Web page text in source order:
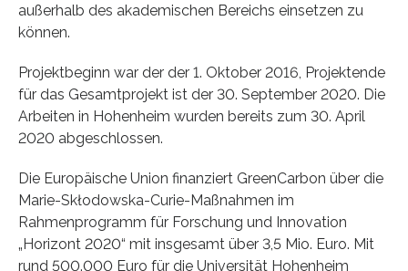
außerhalb des akademischen Bereichs einsetzen zu
können.
Projektbeginn war der der 1. Oktober 2016, Projektende
für das Gesamtprojekt ist der 30. September 2020. Die
Arbeiten in Hohenheim wurden bereits zum 30. April
2020 abgeschlossen.
Die Europäische Union finanziert GreenCarbon über die
Marie-Skłodowska-Curie-Maßnahmen im
Rahmenprogramm für Forschung und Innovation
„Horizont 2020“ mit insgesamt über 3,5 Mio. Euro. Mit
rund 500.000 Euro für die Universität Hohenheim